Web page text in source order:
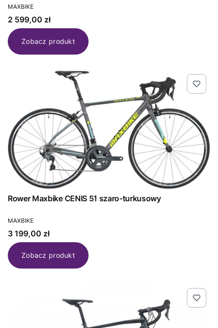
PRODUCENT
MAXBIKE
Cena
2 599,00 zł
Zobacz produkt
Rower Maxbike CENIS 51 szaro-turkusowy
PRODUCENT
MAXBIKE
Cena
3 199,00 zł
Zobacz produkt